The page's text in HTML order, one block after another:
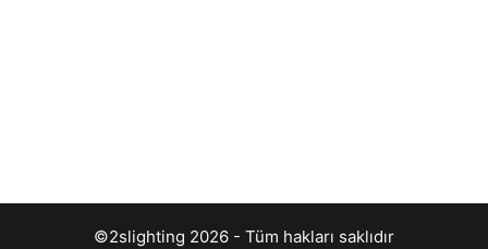
©2slighting 2026 - Tüm hakları saklıdır